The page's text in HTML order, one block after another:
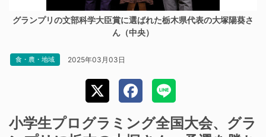
グランプリの文部科学大臣賞に選ばれた栃木県代表の大塚陽葵さ
ん（中央）
食・農・地域 2025年03月03日
小学生プログラミング全国大会、グラ